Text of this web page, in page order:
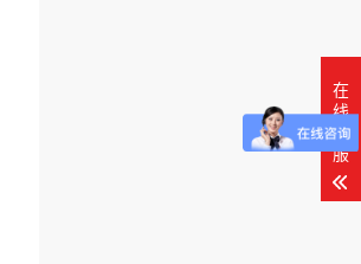
在
线
客
服